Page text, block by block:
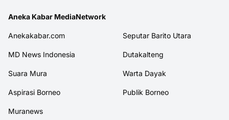
Aneka Kabar MediaNetwork
Anekakabar.com Seputar Barito Utara
MD News Indonesia Dutakalteng
Suara Mura Warta Dayak
Aspirasi Borneo Publik Borneo
Muranews